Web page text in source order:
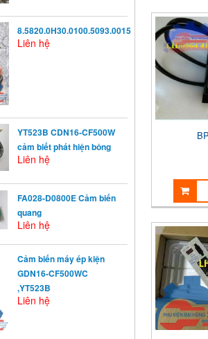
8.5820.0H30.0100.5093.0015
Liên hệ
YT523B CDN16-CF500W
cảm biết phát hiện bông
Liên hệ
FA028-D0800E Cảm biến
quang
Liên hệ
Cảm biến máy ép kiện
GDN16-CF500WC
,YT523B
Liên hệ
KHỞI ĐỘNG TỪ LÀ GÌ?
khí cụ điện dùng ...